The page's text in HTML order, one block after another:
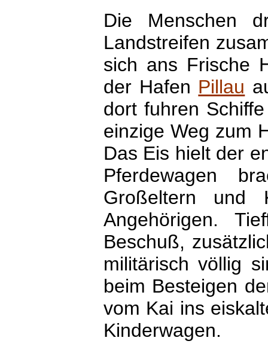
Die Menschen
Landstreifen
sich ans Frische
der Hafen Pillau
dort fuhren
einzige Weg zum
Das Eis hielt der
Pferdewagen
Großeltern und
Angehörigen.
Beschuß,
militärisch völlig
beim Besteigen
vom Kai ins
Kinderwagen.